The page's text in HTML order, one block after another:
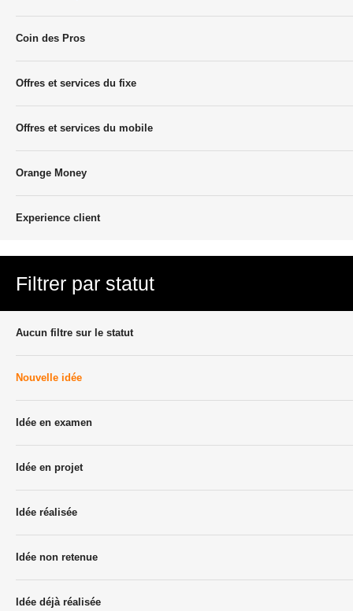
Coin des Pros
Offres et services du fixe
Offres et services du mobile
Orange Money
Experience client
Filtrer par statut
Aucun filtre sur le statut
Nouvelle idée
Idée en examen
Idée en projet
Idée réalisée
Idée non retenue
Idée déjà réalisée